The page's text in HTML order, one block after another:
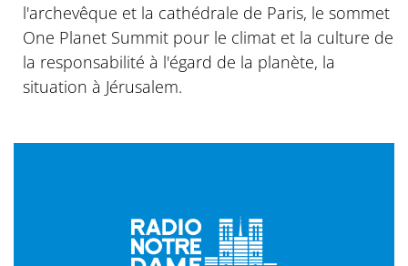
l'archevêque et la cathédrale de Paris, le sommet
One Planet Summit pour le climat et la culture de
la responsabilité à l'égard de la planète, la
situation à Jérusalem.